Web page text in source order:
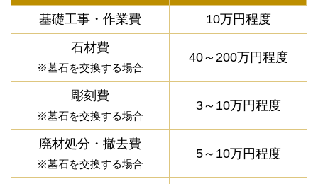
基礎工事・作業費
10万円程度
石材費
※墓石を交換する場合
40～200万円程度
彫刻費
※墓石を交換する場合
3～10万円程度
廃材処分・撤去費
※墓石を交換する場合
5～10万円程度